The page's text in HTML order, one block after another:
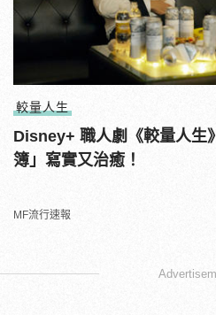
較量人生
Disney+ 職人劇《較量人生
簿」寫實又治癒！
MF流行速報